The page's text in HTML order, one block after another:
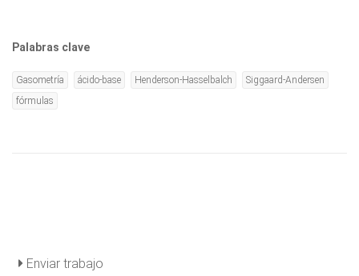
Palabras clave
Gasometría ácido-base Henderson-Hasselbalch
Siggaard-Andersen
fórmulas
Enviar trabajo